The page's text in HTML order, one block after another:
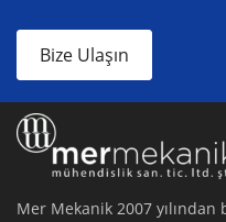
Bize Ulaşın
Mer Mekanik 2007